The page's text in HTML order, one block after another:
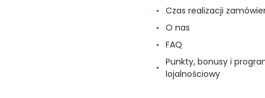
Czas realizacji
O nas
FAQ
Punkty, bonusy i
lojalnościowy